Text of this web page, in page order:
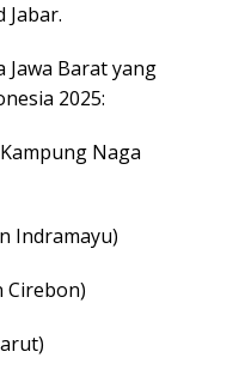
Jabar.
Barat yang
2025:
Naga
Indramayu)
Cirebon)